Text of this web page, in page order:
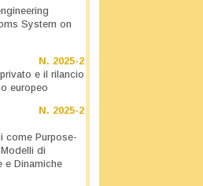
System on
N. 2025-2
e il rilancio
europeo
N. 2025-2
come Purpose-
di
e Dinamiche